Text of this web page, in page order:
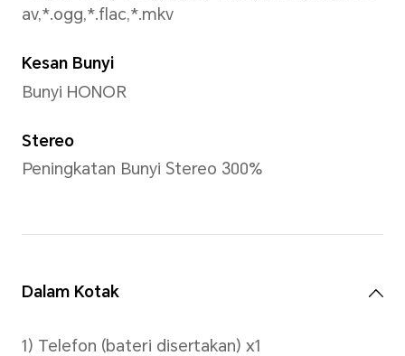
Pantulan Cermin, Kawalan
sebagainya.
Pengecaman Wajah